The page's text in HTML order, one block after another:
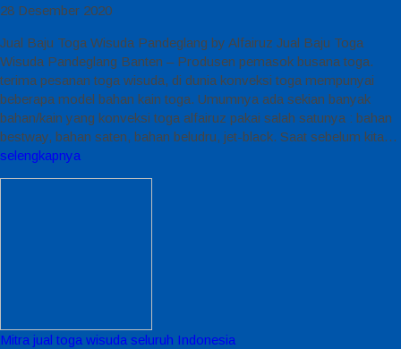
28 Desember 2020
Jual Baju Toga Wisuda Pandeglang by Alfairuz Jual Baju Toga
Wisuda Pandeglang Banten – Produsen pemasok busana toga.
terima pesanan toga wisuda, di dunia konveksi toga mempunyai
beberapa model bahan kain toga. Umumnya ada sekian banyak
bahan/kain yang konveksi toga alfairuz pakai salah satunya : bahan
bestway, bahan saten, bahan beludru, jet-black. Saat sebelum kita…
selengkapnya
Mitra jual toga wisuda seluruh Indonesia